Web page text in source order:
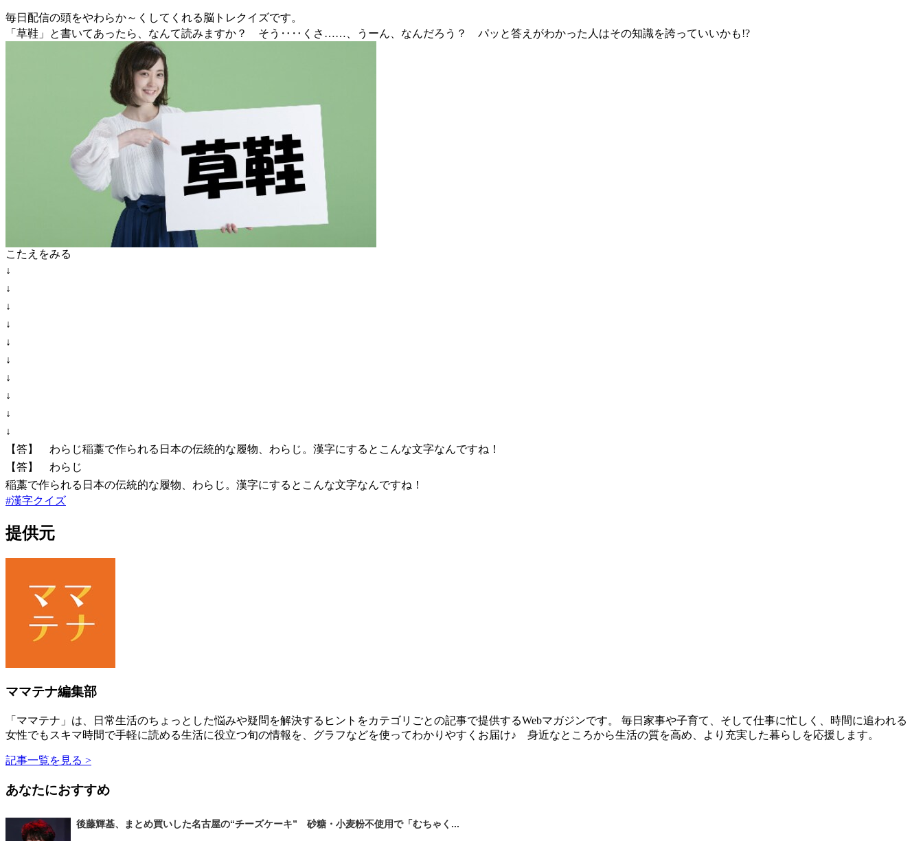
毎日配信の頭をやわらか～くしてくれる脳トレクイズです。
「草鞋」と書いてあったら、なんて読みますか？ そう‥‥くさ……、うーん、なんだろう？ パッと答えがわかった人はその知識を誇っていいかも!?
こたえをみる
↓
↓
↓
↓
↓
↓
↓
↓
↓
↓
【答】 わらじ稲藁で作られる日本の伝統的な履物、わらじ。漢字にするとこんな文字なんですね！
【答】 わらじ
稲藁で作られる日本の伝統的な履物、わらじ。漢字にするとこんな文字なんですね！
#漢字クイズ
提供元
ママテナ編集部
「ママテナ」は、日常生活のちょっとした悩みや疑問を解決するヒントをカテゴリごとの記事で提供するWebマガジンです。 毎日家事や子育て、そして仕事に忙しく、時間に追われる
女性でもスキマ時間で手軽に読める生活に役立つ旬の情報を、グラフなどを使ってわかりやすくお届け♪ 身近なところから生活の質を高め、より充実した暮らしを応援します。
記事一覧を見る >
あなたにおすすめ
後藤輝基、まとめ買いした名古屋の“チーズケーキ” 砂糖・小麦粉不使用で「むちゃく...